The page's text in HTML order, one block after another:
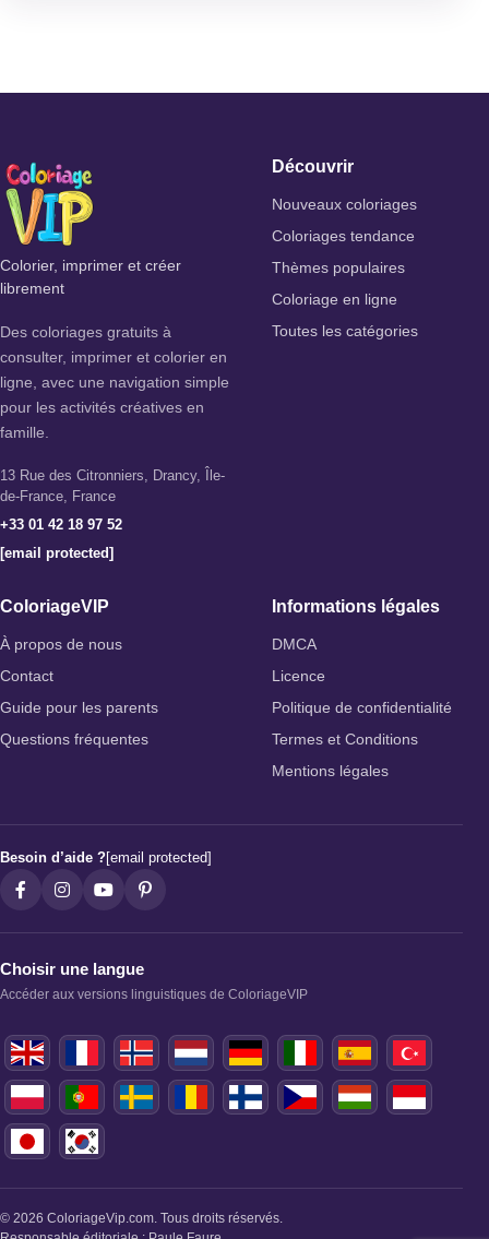
Colorier, imprimer et créer
librement
Des coloriages gratuits à
consulter, imprimer et colorier en
ligne, avec une navigation simple
pour les activités créatives en
famille.
13 Rue des Citronniers, Drancy, Île-
de-France, France
+33 01 42 18 97 52
[email protected]
Découvrir
Nouveaux coloriages
Coloriages tendance
Thèmes populaires
Coloriage en ligne
Toutes les catégories
ColoriageVIP
À propos de nous
Contact
Guide pour les parents
Questions fréquentes
Informations légales
DMCA
Licence
Politique de confidentialité
Termes et Conditions
Mentions légales
Besoin d’aide ?[email protected]
Choisir une langue
Accéder aux versions linguistiques de ColoriageVIP
© 2026 ColoriageVip.com. Tous droits réservés.